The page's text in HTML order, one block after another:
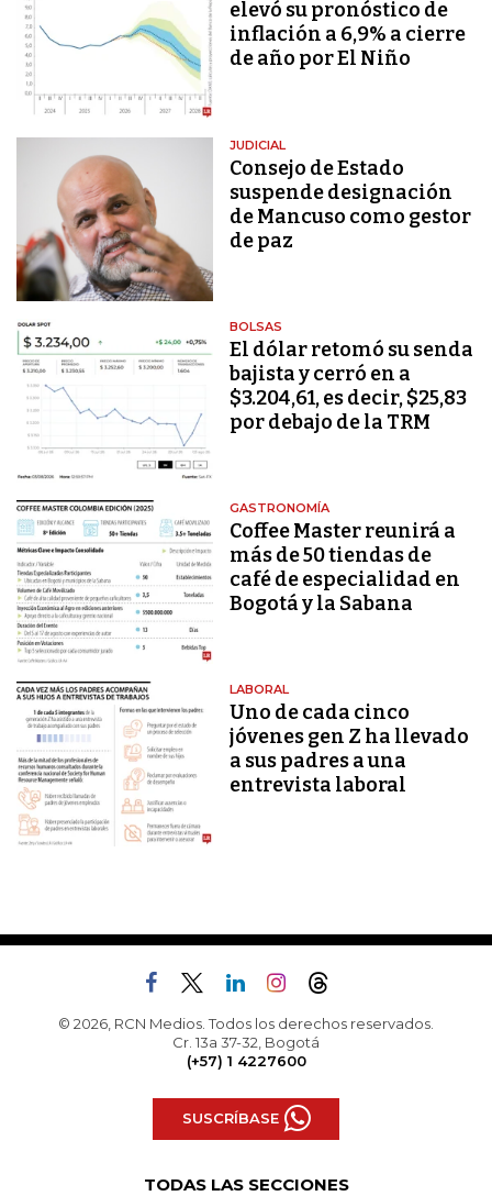
elevó su pronóstico de
inflación a 6,9% a cierre
de año por El Niño
JUDICIAL
Consejo de Estado
suspende designación
de Mancuso como gestor
de paz
BOLSAS
El dólar retomó su senda
bajista y cerró en a
$3.204,61, es decir, $25,83
por debajo de la TRM
GASTRONOMÍA
Coffee Master reunirá a
más de 50 tiendas de
café de especialidad en
Bogotá y la Sabana
LABORAL
Uno de cada cinco
jóvenes gen Z ha llevado
a sus padres a una
entrevista laboral
© 2026, RCN Medios. Todos los derechos reservados.
Cr. 13a 37-32, Bogotá
(+57) 1 4227600
SUSCRÍBASE
TODAS LAS SECCIONES